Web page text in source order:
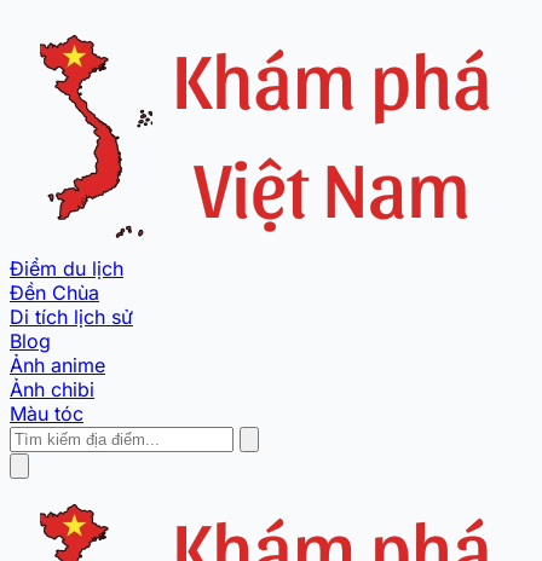
Điểm du lịch
Đền Chùa
Di tích lịch sử
Blog
Ảnh anime
Ảnh chibi
Màu tóc